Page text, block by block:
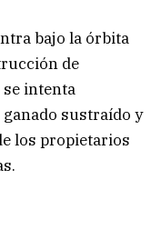
bajo la órbita
de
intenta
sustraído y
los propietarios